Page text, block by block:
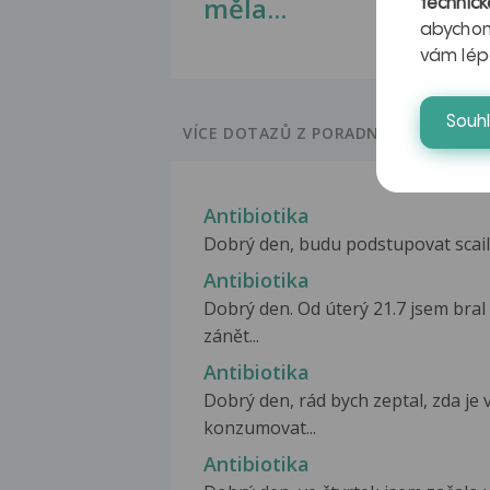
měla...
VÍCE DOTAZŮ Z PORADNY
Antibiotika
Dobrý den, budu podstupovat
Antibiotika
Dobrý den. Od úterý 21.7 jsem
zánět...
Antibiotika
Dobrý den, rád bych zeptal, zda
konzumovat...
Antibiotika
vám